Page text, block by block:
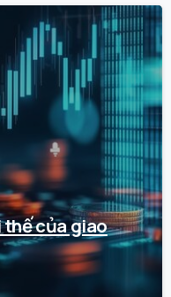
0
thế của giao